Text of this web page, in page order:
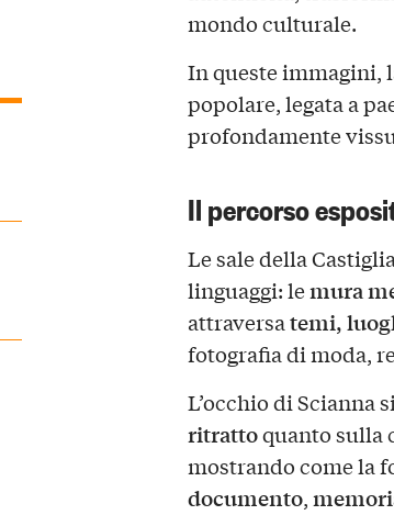
mondo culturale.
In queste immagini,
popolare, legata a
profondamente
Il percorso
Le sale della
linguaggi: lemura
attraversatemi,
fotografia di moda,
L’occhio di Scianna
ritrattoquanto sulla
mostrando come la
documento,